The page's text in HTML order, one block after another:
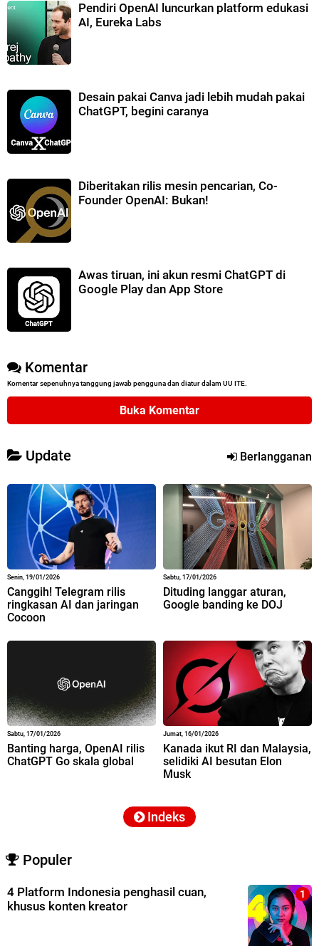
Pendiri OpenAI luncurkan platform edukasi
AI, Eureka Labs
Desain pakai Canva jadi lebih mudah pakai
ChatGPT, begini caranya
Diberitakan rilis mesin pencarian, Co-
Founder OpenAI: Bukan!
Awas tiruan, ini akun resmi ChatGPT di
Google Play dan App Store
Komentar
Komentar sepenuhnya tanggung jawab pengguna dan diatur dalam UU ITE.
Buka Komentar
Update Berlangganan
Senin, 19/01/2026
Canggih! Telegram rilis
ringkasan AI dan jaringan
Cocoon
Sabtu, 17/01/2026
Dituding langgar aturan,
Google banding ke DOJ
Sabtu, 17/01/2026
Banting harga, OpenAI rilis
ChatGPT Go skala global
Jumat, 16/01/2026
Kanada ikut RI dan Malaysia,
selidiki AI besutan Elon
Musk
Indeks
Populer
4 Platform Indonesia penghasil cuan,
khusus konten kreator